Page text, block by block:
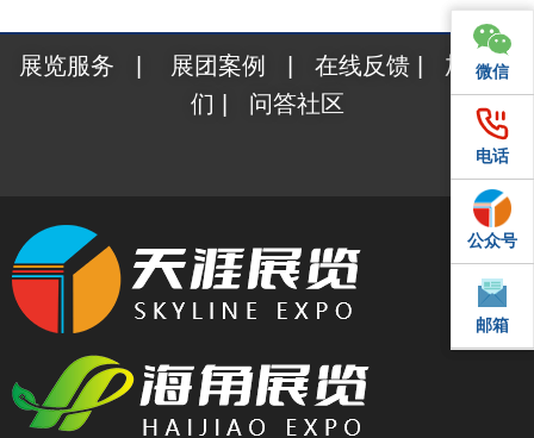
微信
电话
QQ
邮箱
微信
电话
公众号
邮箱
展览服务 | 展团案例 | 在线反馈| 加入我
们 | 问答社区